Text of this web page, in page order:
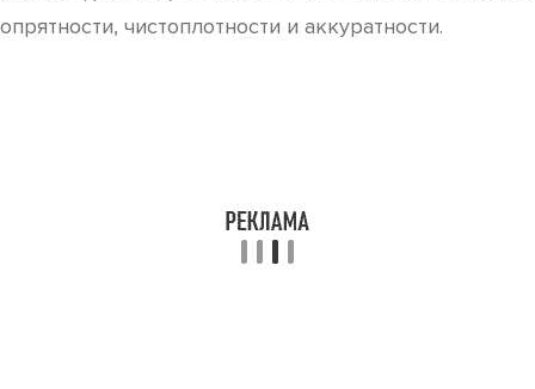
опрятности, чистоплотности и аккуратности.